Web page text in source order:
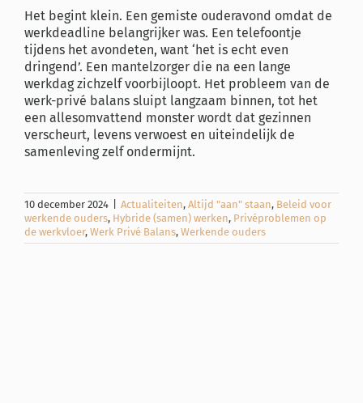
Het begint klein. Een gemiste ouderavond omdat de
werkdeadline belangrijker was. Een telefoontje
tijdens het avondeten, want ‘het is echt even
dringend’. Een mantelzorger die na een lange
werkdag zichzelf voorbijloopt. Het probleem van de
werk-privé balans sluipt langzaam binnen, tot het
een allesomvattend monster wordt dat gezinnen
verscheurt, levens verwoest en uiteindelijk de
samenleving zelf ondermijnt.
10 december 2024 Actualiteiten, Altijd "aan" staan, Beleid voor
werkende ouders, Hybride (samen) werken, Privéproblemen op
de werkvloer, Werk Privé Balans, Werkende ouders